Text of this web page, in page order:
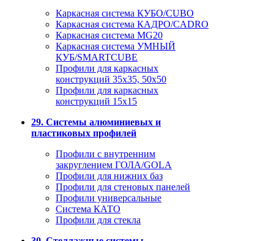
Каркасная система КУБО/CUBO
Каркасная система КАДРО/CADRO
Каркасная система MG20
Каркасная система УМНЫЙ
КУБ/SMARTCUBE
Профили для каркасных
конструкций 35x35, 50x50
Профили для каркасных
конструкций 15х15
29. Системы алюминиевых и
пластиковых профилей
Профили с внутренним
закруглением ГОЛА/GOLA
Профили для нижних баз
Профили для стеновых панелей
Профили универсальные
Система КАТО
Профили для стекла